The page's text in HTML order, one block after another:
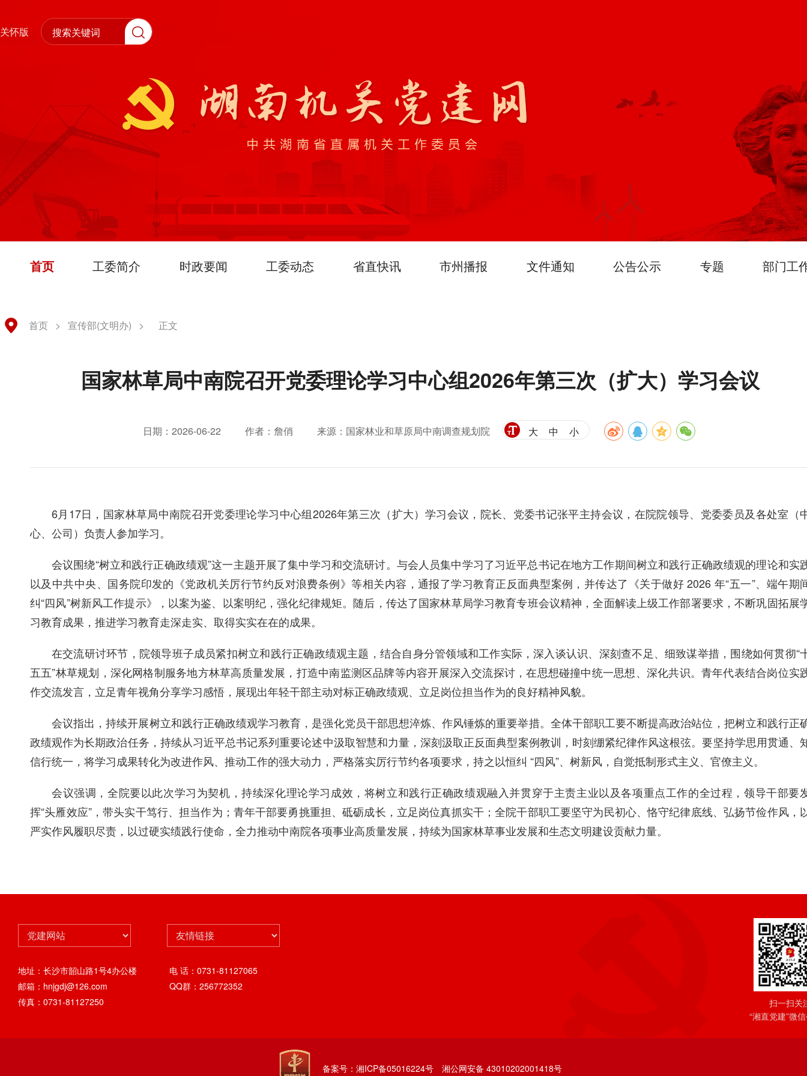
关怀版
首页 工委简介 时政要闻 工委动态 省直快讯 市州播报 文件通知 公告公示 专题 部门工
首页 > 宣传部(文明办) > 正文
国家林草局中南院召开党委理论学习中心组2026年第三次（扩大）学习会议
日期：2026-06-22 作者：詹俏 来源：国家林业和草原局中南调查规划院 大 中 小
6月17日，国家林草局中南院召开党委理论学习中心组2026年第三次（扩大）学习会议，院长、党委书记张平主持会议，在院院领导、党委委员及各处室（
心、公司）负责人参加学习。
会议围绕“树立和践行正确政绩观”这一主题开展了集中学习和交流研讨。 与会人员集中学习了习近平总书记在地方工作期间树立和践行正确政绩观的理论和实
以及中共中央、国务院印发的 《党政机关厉行节约反对浪费条例》等相关内容，通报了学习教育正反面典型案例，并传达了《关于做好 2026 年“五一”、端午期
纠“四风”树新风工作提示》，以案为鉴、以案明纪，强化纪律规矩。随后，传达了国家林草局学习教育专班会议精神，全面解读上级工作部署要求，不断巩固拓展
习教育成果，推进学习教育走深走实、取得实实在在的成果。
在交流研讨环节，院领导班子成员紧扣树立和践行正确政绩观主题，结合自身分管领域和工作实际，深入谈认识、深刻查不足、细致谋举措，围绕如何贯彻“
五五”林草规划，深化网格制服务地方林草高质量发展，打造中南监测区品牌等内容开展深入交流探讨，在思想碰撞中统一思想、深化共识。青年代表结合岗位实
作交流发言，立足青年视角分享学习感悟，展现出年轻干部主动对标正确政绩观、立足岗位担当作为的良好精神风貌。
会议指出，持续开展树立和践行正确政绩观学习教育，是强化党员干部思想淬炼、作风锤炼的重要举措。全体干部职工要不断提高政治站位，把树立和践行正
政绩观作为长期政治任务，持续从习近平总书记系列重要论述中汲取智慧和力量，深刻汲取正反面典型案例教训，时刻绷紧纪律作风这根弦。要坚持学思用贯通、
信行统一，将学习成果转化为改进作风、推动工作的强大动力，严格落实厉行节约各项要求，持之以恒纠 “四风”、树新风，自觉抵制形式主义、官僚主义。
会议强调，全院要以此次学习为契机，持续深化理论学习成效，将树立和践行正确政绩观融入并贯穿于主责主业以及各项重点工作的全过程，领导干部要
挥“头雁效应”，带头实干笃行、担当作为；青年干部要勇挑重担、砥砺成长，立足岗位真抓实干；全院干部职工要坚守为民初心、恪守纪律底线、弘扬节俭作风，
严实作风履职尽责，以过硬实绩践行使命，全力推动中南院各项事业高质量发展，持续为国家林草事业发展和生态文明建设贡献力量。
地址：长沙市韶山路1号4办公楼
电 话：0731-81127065
邮箱：hnjgdj@126.com
QQ群：256772352
传真：0731-81127250
扫一扫关
“湘直党建”微
备案号：湘ICP备05016224号湘公网安备 43010202001418号